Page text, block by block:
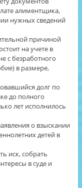
алиментщика,
нужных сведений
причиной
на учете в
с безработного
в размере,
долг по
до полного
лет исполнилось
о взыскании
детей в
иск, собрать
в суде и